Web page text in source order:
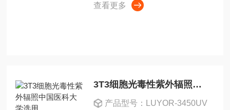
3109采用9颗大功率紫外线led光
查看更多
3T3细胞光毒性紫外辐照中国医科大学选用
产品型号：LUYOR-3450UV